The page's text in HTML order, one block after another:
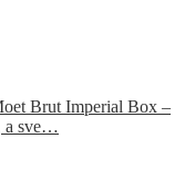
Brut Imperial Box –
a sve…